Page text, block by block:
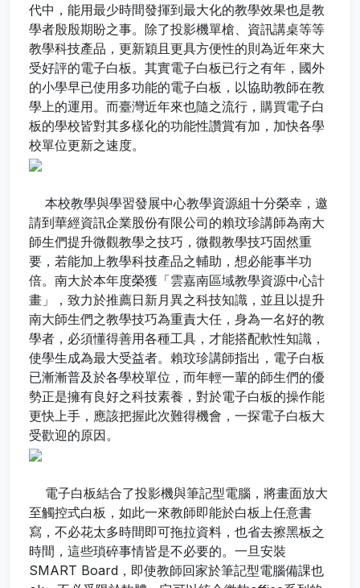
代中，能用最少時間發揮到最大化的教學效果也是教
學者殷殷期盼之事。除了投影機單槍、資訊講桌等等
教學科技產品，更新穎且更具方便性的則為近年來大
受好評的電子白板。其實電子白板已行之有年，國外
的小學早已使用多功能的電子白板，以協助教師在教
學上的運用。而臺灣近年來也隨之流行，購買電子白
板的學校皆對其多樣化的功能性讚賞有加，加快各學
校單位更新之速度。
本校教學與學習發展中心教學資源組十分榮幸，邀
請到華經資訊企業股份有限公司的賴玟珍講師為南大
師生們提升微觀教學之技巧，微觀教學技巧固然重
要，若能加上教學科技產品之輔助，想必能事半功
倍。南大於本年度榮獲「雲嘉南區域教學資源中心計
畫」，致力於推薦日新月異之科技知識，並且以提升
南大師生們之教學技巧為重責大任，身為一名好的教
學者，必須懂得善用各種工具，才能搭配軟性知識，
使學生成為最大受益者。賴玟珍講師指出，電子白板
已漸漸普及於各學校單位，而年輕一輩的師生們的優
勢正是擁有良好之科技素養，對於電子白板的操作能
更快上手，應該把握此次難得機會，一探電子白板大
受歡迎的原因。
電子白板結合了投影機與筆記型電腦，將畫面放大
至觸控式白板，如此一來教師即能於白板上任意書
寫，不必花太多時間即可拖拉資料，也省去擦黑板之
時間，這些瑣碎事情皆是不必要的。一旦安裝
SMART Board，即使教師回家於筆記型電腦備課也